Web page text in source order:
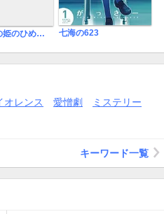
オタサーの姫のひめなちゃん 七海の623
オレンス 愛憎劇
ミステリー
キーワード一覧